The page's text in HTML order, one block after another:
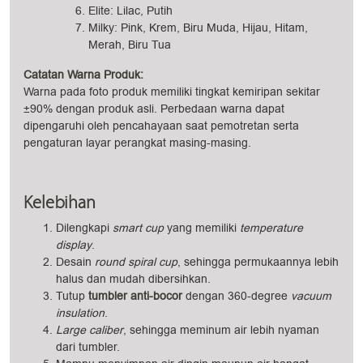
Elite: Lilac, Putih
Milky: Pink, Krem, Biru Muda, Hijau, Hitam,
Merah, Biru Tua
Catatan Warna Produk:
Warna pada foto produk memiliki tingkat kemiripan sekitar
±90% dengan produk asli. Perbedaan warna dapat
dipengaruhi oleh pencahayaan saat pemotretan serta
pengaturan layar perangkat masing-masing.
Kelebihan
Dilengkapi smart cupyang memiliki temperature
display.
Desain round spiral cup, sehingga permukaannya lebih
halus dan mudah dibersihkan.
Tutup tumbler anti-bocordengan 360-degree vacuum
insulation.
Large caliber, sehingga meminum air lebih nyaman
dari tumbler.